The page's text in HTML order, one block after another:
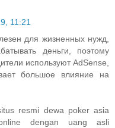
11:21
для жизненных нужд,
деньги, поэтому
используют AdSense,
большое влияние на
resmi dewa poker asia
dengan uang asli